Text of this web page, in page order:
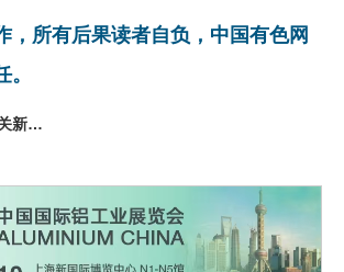
，所有后果读者自负，中国有色网
兴趣